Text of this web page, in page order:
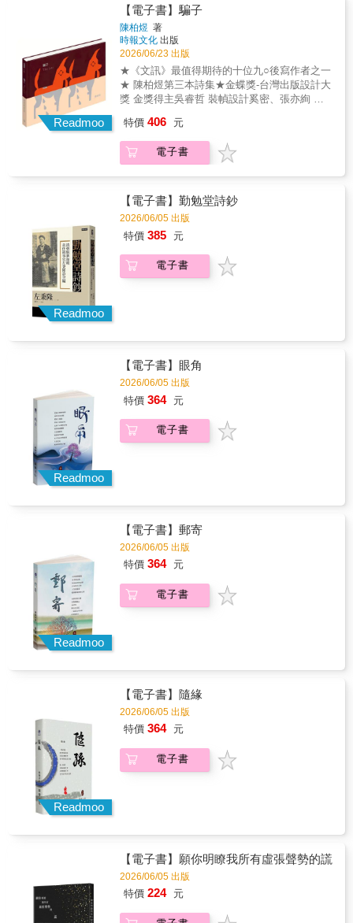
繼續繼承、開創台灣文學、台灣現代詩的未來
與美學價值。【本書特色】1. 精選戰前至戰後
現當代共105首台語現代詩，深化並擴充台語文
學史、台語現代散文史的視野與內涵。2. 台灣
文學、台語文學研究者呂美親，集長年研究成
果親自編選並撰寫詳盡導論，介紹作品梗概，
提供初學讀者有關台語文運動、台語文學閱讀
重新正字校註，適合台語初學者、自學者。4.
選文皆為文學史重要文本與文學獎得獎之作，
適合作為閱讀賞析與創作範文。【聯名推
灣文學系退休教授） 陳萬益（國立清華大
學台灣文學研究所榮譽教授） 林巾力（國
立台灣文學館館長）◎文化部國家語言整體發
展方案支持
的幸福，我這輩子都不可能明白的。」 「我只
是希望 我可以正常地去愛人 不要有人因為我的
愛 而感到害怕 我的愛並不可怕 愛我也並不可
怕」 這部作品，猶如一面摔碎後、又試圖以金
箔細細黏補的鏡子。它遍佈裂痕，卻在光影折
射間，映照出比完整無缺時更為剔透的真身。
羞恥，會不會在五百年後，象徵著一種曾經而
美好的，所謂的雲端的田園時代？——陳昌遠
雲端往事∣陳昌遠是詩的手藝人，總以精確繁複
的詩句，搭架不同的意象宇宙，推敲、試探，
在生命角落謀求得以蹲踞之處，扣問命運（或
他本人的）去留，之於人究竟是莫可奈何，或
無所適從？他的創作視角謙卑、自遜，平價日
常進入讀者內心，以透明的姿態探究人與社會
的共處，書寫策略明晰：設法繞出人類自身製
意念之出口，「進入雲端時代的人類，在使用
AI這足以改變文明進程的強大工具的同時，會
不會仍然還是一種工具、商品？當每個人都只
時，這個雲端時代的最小單位會是什麼？我的
答案是『按鍵』。」脫離資訊產業焦慮的他，
回望急速壓力沖刷下之無力與卑微，一枚按鍵
一釐清內在紊雜之源──我們身處的文明、自我
內在的文明，何以形成憤怒與厭棄之道？「當
Readmoo
【電子書】騙子
陳柏煜 著
時報文化 出版
2026/06/23 出版
★《文訊》最值得期待的十位九○後寫作者之一
★ 陳柏煜第三本詩集★金蝶獎-台灣出版設計大
獎 金獎得主吳睿哲 裝幀設計奚密、張亦絢 專
密：「一點也不楊牧！」張亦絢：「『看』不
只是視網膜上的動靜，還是感情與記憶的投
入。唯有這種愛，才使歷史成為可能。」近年
訊》最值得期待的十位90後寫作者之一，2026
年更睽違兩年多再推出第三本詩集《騙子》。
延續第一本詩集《mini me》中對於觀看視點和
媒介的探索，以及第二本詩集《決鬥那天》對
於同志與符號、物質運用的關注，這冊新作更
拉高視野，除了感官、情慾，更看見對於戰
的發展與張弛，當然也是政治－性的，陳柏煜
的基座，我越是想看、想寫，那些溢出網格之
外（或被小心壓藏其下）的NG品」除了呼應酷
兒學者海澀愛的感覺倒退、感覺「背」，我們
（裸）、感覺邊（緣）、感覺小（三）。真心
不騙，手裡的一本詩集「可能網羅情感中的壞
應了整本詩集「有一點露骨，有點色又有點節
制的氣質」。書中也有華文現代詩中少見撰寫
針對美術館與藝術的觀察、探索與各種奇想，
創作過程受益於許多藝術家帶來的啟發，並在
最後一輯深入探索普普藝術大師安迪沃荷，如
作中確實潛藏著酷兒脈絡，但在過去並不常被
聚焦討論。《騙子》中的〈習作〉一詩就寫到
子！），閱讀在此不會停在感心動情，讀者可
以盡情享受文字與藝術如何互動，一邊也須動
用哲學、美學與社會議題的核心肌群，和作者
一起嬉戲，潛入軟硬兼施、有捨有得的深海。
特價 406 元
電子書
Readmoo
【電子書】勤勉堂詩鈔
2026/06/05 出版
特價 385 元
電子書
Readmoo
【電子書】眼角
2026/06/05 出版
特價 364 元
電子書
Readmoo
【電子書】郵寄
2026/06/05 出版
特價 364 元
電子書
Readmoo
【電子書】隨緣
2026/06/05 出版
特價 364 元
電子書
【電子書】願你明瞭我所有虛張聲勢的謊
2026/06/05 出版
特價 224 元